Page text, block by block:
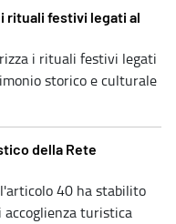
rituali festivi legati al
i rituali festivi legati
storico e culturale
della Rete
40 ha stabilito
turistica